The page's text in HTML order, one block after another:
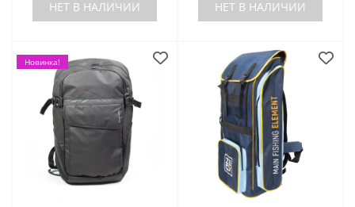
НЕТ В НАЛИЧИИ НЕТ В НАЛИЧИИ
Новинка!